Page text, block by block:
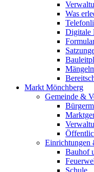
Was
Digitale
Markt Mönchberg
Gemeinde &
Einrichtungen
Bauhof
Schule